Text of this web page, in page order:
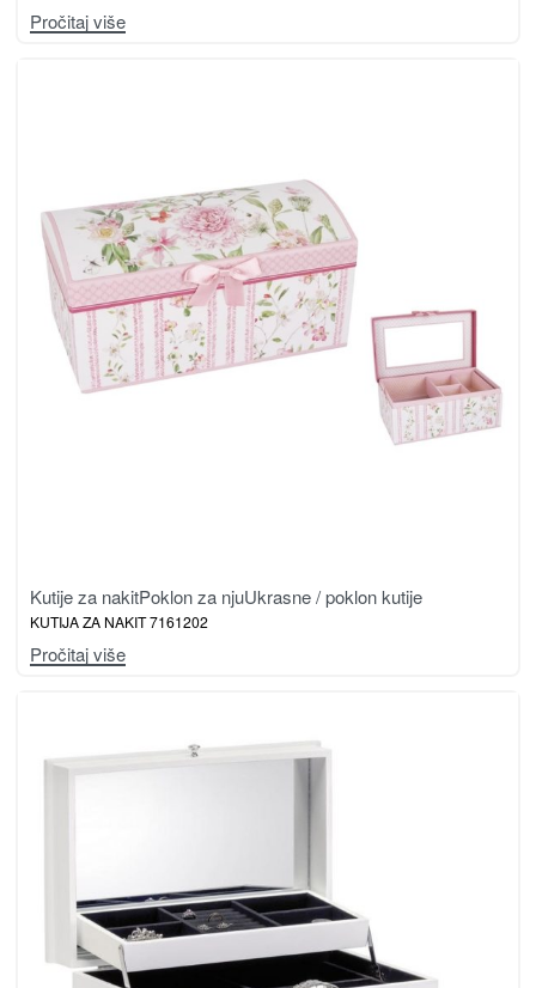
Pročitaj više
Kutije za nakitPoklon za njuUkrasne / poklon kutije
KUTIJA ZA NAKIT 7161202
Pročitaj više